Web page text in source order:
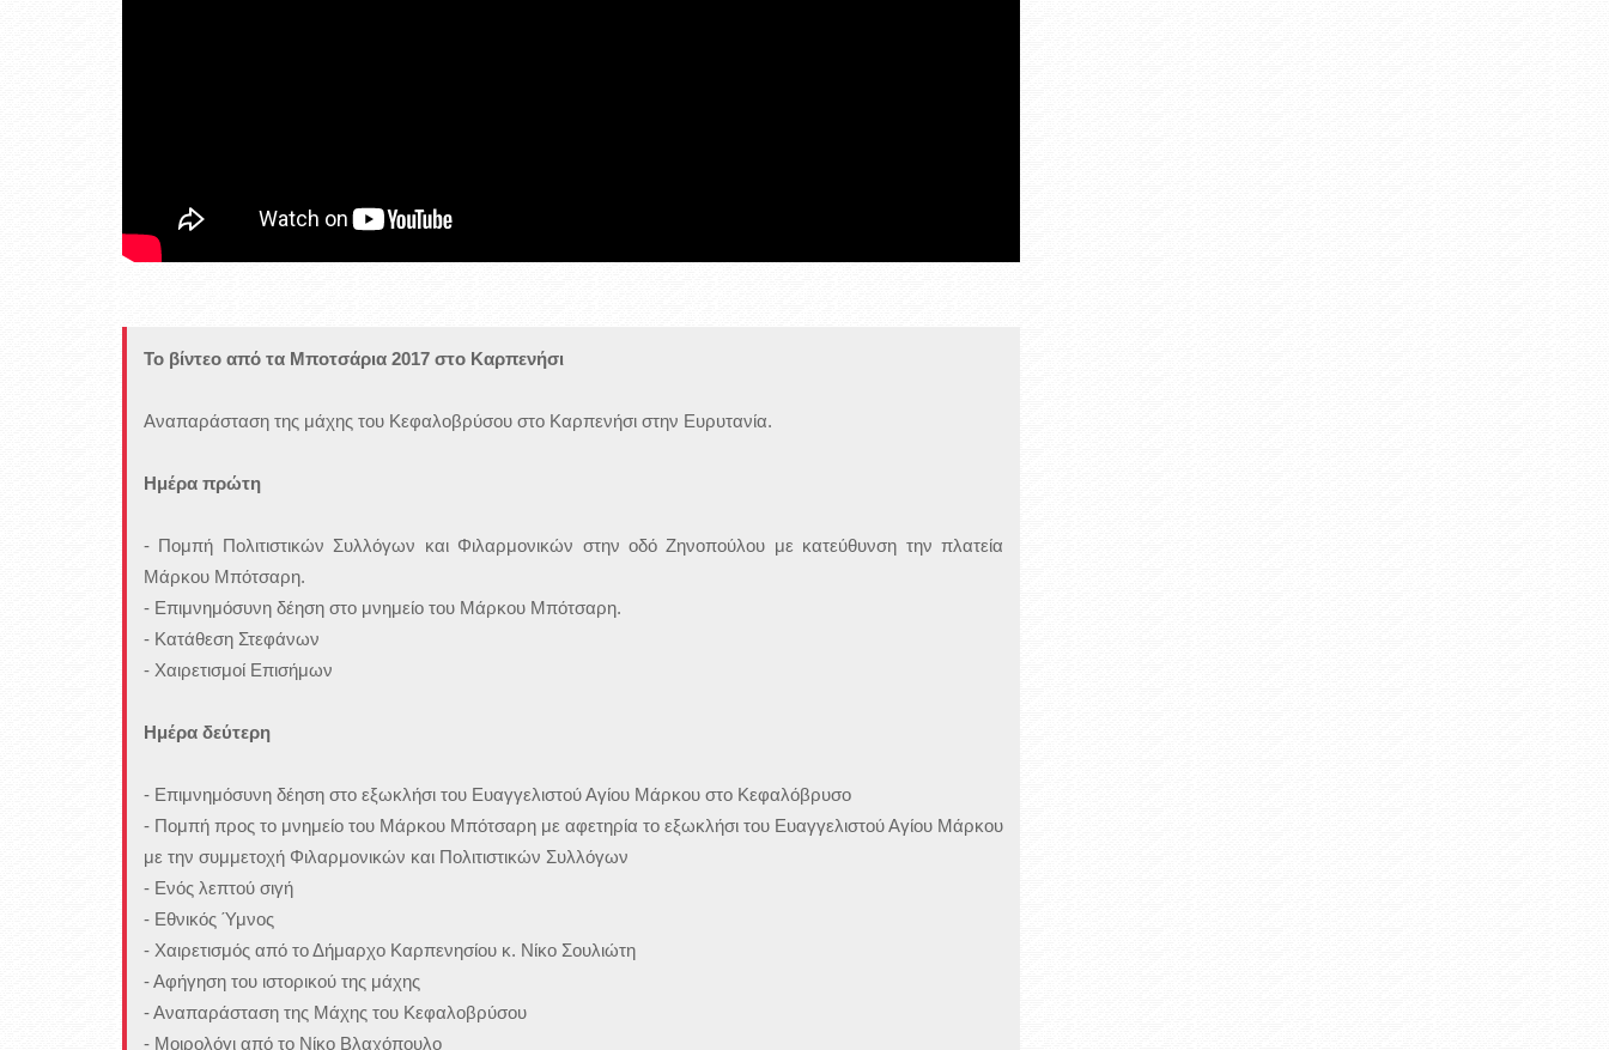
Το βίντεο από τα Μποτσάρια 2017 στο Καρπενήσι
Αναπαράσταση της μάχης του Κεφαλοβρύσου στο Καρπενήσι στην Ευρυτανία.
Ημέρα πρώτη
- Πομπή Πολιτιστικών Συλλόγων και Φιλαρμονικών στην οδό Ζηνοπούλου με κατεύθυνση την πλατεία
Μάρκου Μπότσαρη.
- Επιμνημόσυνη δέηση στο μνημείο του Μάρκου Μπότσαρη.
- Κατάθεση Στεφάνων
- Χαιρετισμοί Επισήμων
Ημέρα δεύτερη
- Επιμνημόσυνη δέηση στο εξωκλήσι του Ευαγγελιστού Αγίου Μάρκου στο Κεφαλόβρυσο
- Πομπή προς το μνημείο του Μάρκου Μπότσαρη με αφετηρία το εξωκλήσι του Ευαγγελιστού Αγίου Μάρκου
με την συμμετοχή Φιλαρμονικών και Πολιτιστικών Συλλόγων
- Ενός λεπτού σιγή
- Εθνικός Ύμνος
- Χαιρετισμός από το Δήμαρχο Καρπενησίου κ. Νίκο Σουλιώτη
- Αφήγηση του ιστορικού της μάχης
- Αναπαράσταση της Μάχης του Κεφαλοβρύσου
- Μοιρολόγι από το Νίκο Βλαχόπουλο